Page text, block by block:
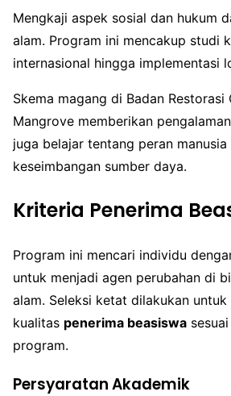
Mengkaji aspek sosial dan hukum
alam. Program ini mencakup studi
internasional hingga implementasi
Skema magang di Badan Restorasi
Mangrove memberikan
juga belajar tentang peran
keseimbangan sumber daya.
Kriteria Penerima
Program ini mencari individu
untuk menjadi agen perubahan di
alam. Seleksi ketat dilakukan
kualitas penerima beasiswa
program.
Persyaratan Akademik